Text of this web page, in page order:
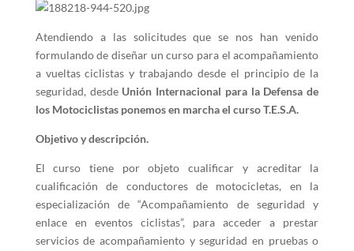
Atendiendo a las solicitudes que se nos han venido
formulando de diseñar un curso para el acompañamiento
a vueltas ciclistas y trabajando desde el principio de la
seguridad, desde Unión Internacional para la Defensa de
los Motociclistas ponemos en marcha el curso T.E.S.A.
Objetivo y descripción.
El curso tiene por objeto cualificar y acreditar la
cualificación de conductores de motocicletas, en la
especialización de “Acompañamiento de seguridad y
enlace en eventos ciclistas”, para acceder a prestar
servicios de acompañamiento y seguridad en pruebas o